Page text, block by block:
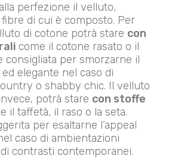
perfezione il velluto,
di cui è composto. Per
di cotone potrà stare con
come il cotone rasato o il
consigliata per smorzarne il
elegante nel caso di
o shabby chic. Il velluto
potrà stare con stoffe
il taffetà, il raso o la seta.
per esaltarne l’appeal
caso di ambientazioni
contrasti contemporanei.